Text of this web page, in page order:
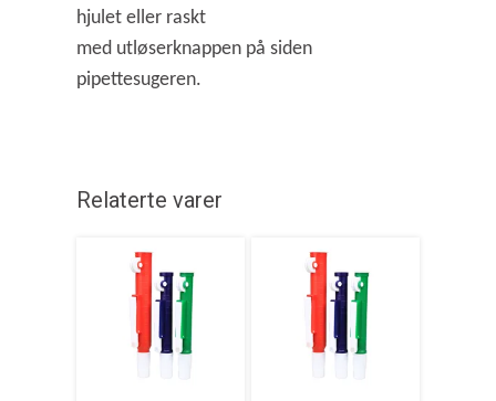
hjulet eller raskt
med utløserknappen på siden
pipettesugeren.
Relaterte varer